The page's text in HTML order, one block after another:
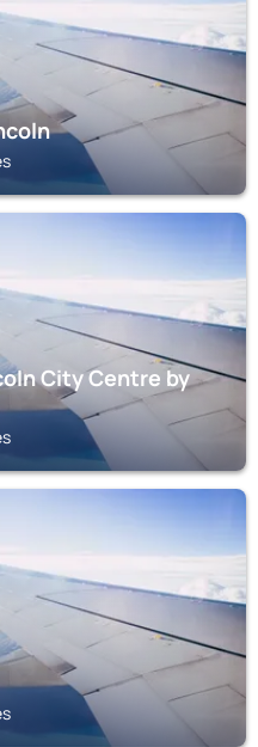
City Centre by